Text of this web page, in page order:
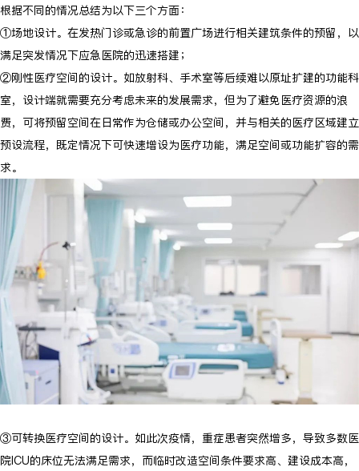
根据不同的情况总结为以下三个方面：
①场地设计。在发热门诊或急诊的前置广场进行相关建筑条件的预留，以
满足突发情况下应急医院的迅速搭建；
②刚性医疗空间的设计。如放射科、手术室等后续难以原址扩建的功能科
室，设计端就需要充分考虑未来的发展需求，但为了避免医疗资源的浪
费，可将预留空间在日常作为仓储或办公空间，并与相关的医疗区域建立
预设流程，既定情况下可快速增设为医疗功能，满足空间或功能扩容的需
求。
③可转换医疗空间的设计。如此次疫情，重症患者突然增多，导致多数医
院ICU的床位无法满足需求，而临时改造空间条件要求高、建设成本高，